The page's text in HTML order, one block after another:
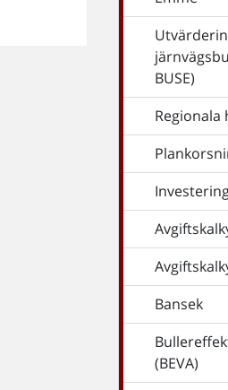
BUSE)
Regionala
Bansek
(BEVA)